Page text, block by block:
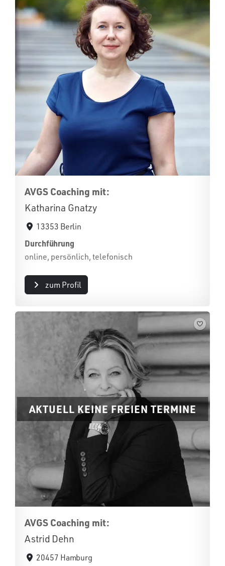
AVGS Coaching mit:
Katharina Gnatzy
13353 Berlin
Durchführung
online, persönlich, telefonisch
zum Profil
AKTUELL KEINE FREIEN TERMINE
AVGS Coaching mit:
Astrid Dehn
20457 Hamburg